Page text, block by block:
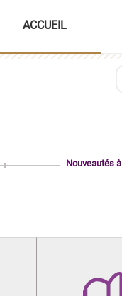
ACCUEIL
Nouveautés